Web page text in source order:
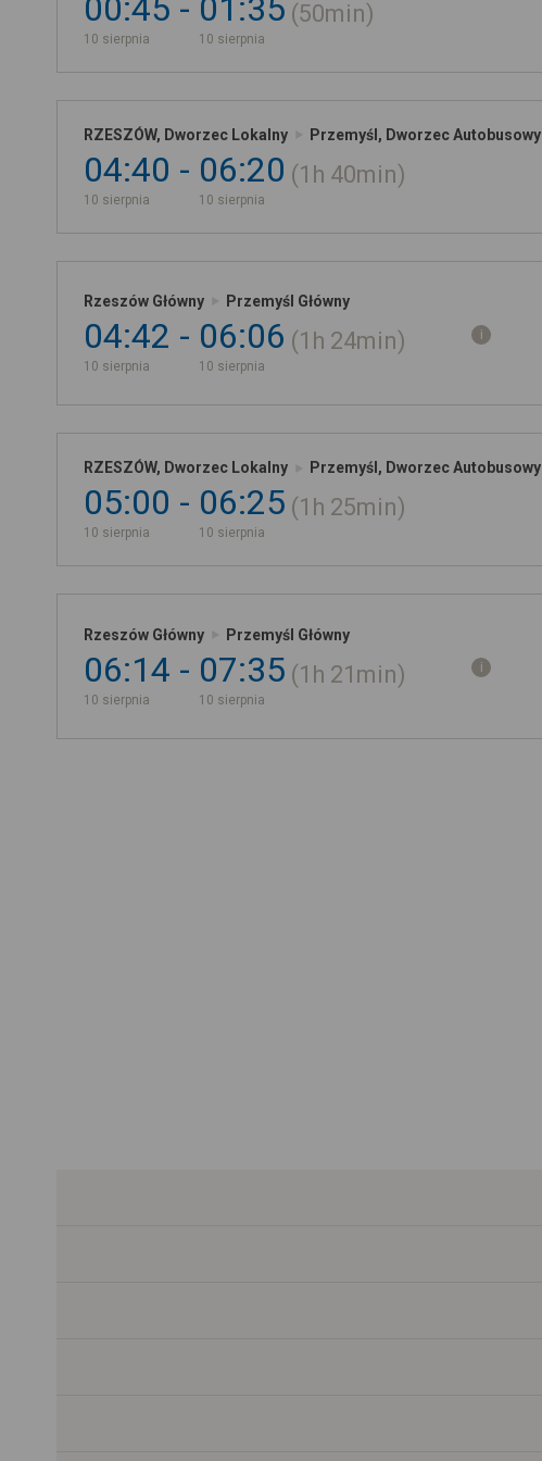
00:45
10 sierpnia
01:35
10 sierpnia
50min
RZESZÓW, Dworzec Lokalny Przemyśl, Dworzec Autobusowy
04:40
10 sierpnia
06:20
10 sierpnia
1h 40min
Rzeszów Główny Przemyśl Główny
04:42
10 sierpnia
06:06
10 sierpnia
1h 24min
RZESZÓW, Dworzec Lokalny Przemyśl, Dworzec Autobusowy
05:00
10 sierpnia
06:25
10 sierpnia
1h 25min
Rzeszów Główny Przemyśl Główny
06:14
10 sierpnia
07:35
10 sierpnia
1h 21min